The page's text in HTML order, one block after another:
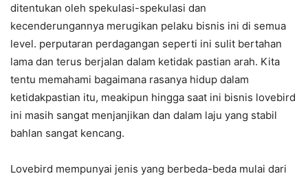
ditentukan oleh spekulasi-spekulasi dan
kecenderungannya merugikan pelaku bisnis ini di semua
level. perputaran perdagangan seperti ini sulit bertahan
lama dan terus berjalan dalam ketidak pastian arah. Kita
tentu memahami bagaimana rasanya hidup dalam
ketidakpastian itu, meakipun hingga saat ini bisnis lovebird
ini masih sangat menjanjikan dan dalam laju yang stabil
bahlan sangat kencang.
Lovebird mempunyai jenis yang berbeda-beda mulai dari